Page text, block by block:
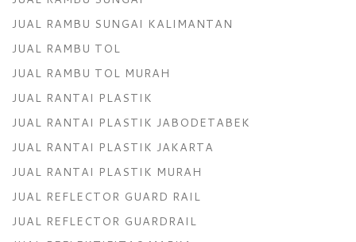
JUAL RAMBU SUNGAI KALIMANTAN
JUAL RAMBU TOL
JUAL RAMBU TOL MURAH
JUAL RANTAI PLASTIK
JUAL RANTAI PLASTIK JABODETABEK
JUAL RANTAI PLASTIK JAKARTA
JUAL RANTAI PLASTIK MURAH
JUAL REFLECTOR GUARD RAIL
JUAL REFLECTOR GUARDRAIL